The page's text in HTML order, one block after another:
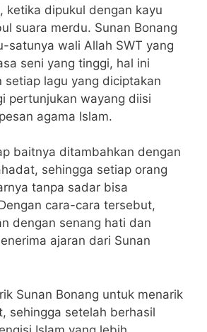
ketika dipukul dengan kayu
suara merdu. Sunan Bonang
satunya wali Allah SWT yang
seni yang tinggi, hal ini
lagu yang diciptakan
pertunjukan wayang diisi
agama Islam.
baitnya ditambahkan dengan
sehingga setiap orang
tanpa sadar bisa
cara-cara tersebut,
dengan senang hati dan
ajaran dari Sunan
Sunan Bonang untuk menarik
sehingga setelah berhasil